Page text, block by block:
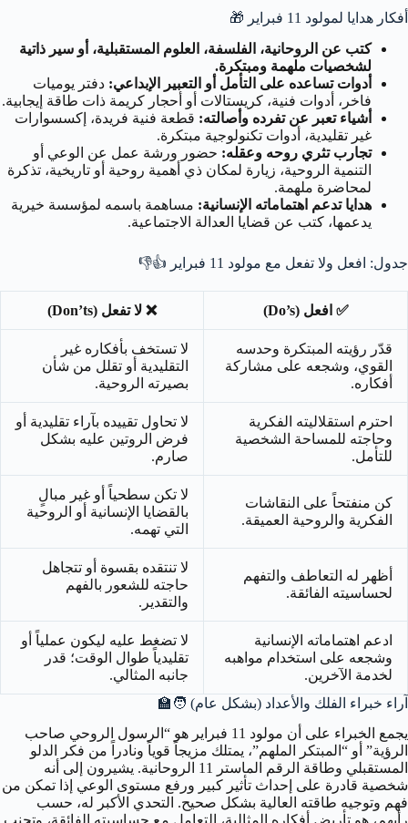
أفكار هدايا لمولود 11 فبراير
🎁
كتب عن الروحانية، الفلسفة، العلوم المستقبلية، أو سير ذاتية
لشخصيات ملهمة ومبتكرة.
أدوات تساعده على التأمل أو التعبير الإبداعي: دفتر يوميات
فاخر، أدوات فنية، كريستالات أو أحجار كريمة ذات طاقة إيجابية.
أشياء تعبر عن تفرده وأصالته: قطعة فنية فريدة، إكسسوارات
غير تقليدية، أدوات تكنولوجية مبتكرة.
تجارب تثري روحه وعقله: حضور ورشة عمل عن الوعي أو
التنمية الروحية، زيارة لمكان ذي أهمية روحية أو تاريخية، تذكرة
لمحاضرة ملهمة.
هدايا تدعم اهتماماته الإنسانية: مساهمة باسمه لمؤسسة خيرية
يدعمها، كتب عن قضايا العدالة الاجتماعية.
جدول: افعل ولا تفعل مع مولود 11 فبراير 👍👎
✅ افعل (Do’s) ❌ لا تفعل (Don’ts)
قدّر رؤيته المبتكرة وحدسه
القوي، وشجعه على مشاركة
أفكاره.
لا تستخف بأفكاره غير
التقليدية أو تقلل من شأن
بصيرته الروحية.
احترم استقلاليته الفكرية
وحاجته للمساحة الشخصية
للتأمل.
لا تحاول تقييده بآراء تقليدية أو
فرض الروتين عليه بشكل
صارم.
كن منفتحاً على النقاشات
الفكرية والروحية العميقة.
لا تكن سطحياً أو غير مبالٍ
بالقضايا الإنسانية أو الروحية
التي تهمه.
أظهر له التعاطف والتفهم
لحساسيته الفائقة.
لا تنتقده بقسوة أو تتجاهل
حاجته للشعور بالفهم
والتقدير.
ادعم اهتماماته الإنسانية
وشجعه على استخدام مواهبه
لخدمة الآخرين.
لا تضغط عليه ليكون عملياً أو
تقليدياً طوال الوقت؛ قدر
جانبه المثالي.
آراء خبراء الفلك والأعداد (بشكل عام) 🧑‍🏫
يجمع الخبراء على أن مولود 11 فبراير هو “الرسول الروحي صاحب
الرؤية” أو “المبتكر الملهم”، يمتلك مزيجاً قوياً ونادراً من فكر الدلو
المستقبلي وطاقة الرقم الماستر 11 الروحانية. يشيرون إلى أنه
شخصية قادرة على إحداث تأثير كبير ورفع مستوى الوعي إذا تمكن من
فهم وتوجيه طاقته العالية بشكل صحيح. التحدي الأكبر له، حسب